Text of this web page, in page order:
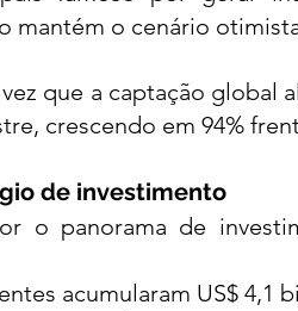
mantém o cenário
que a captação global
crescendo em 94%
de investimento
o panorama de
acumularam US$ 4,1